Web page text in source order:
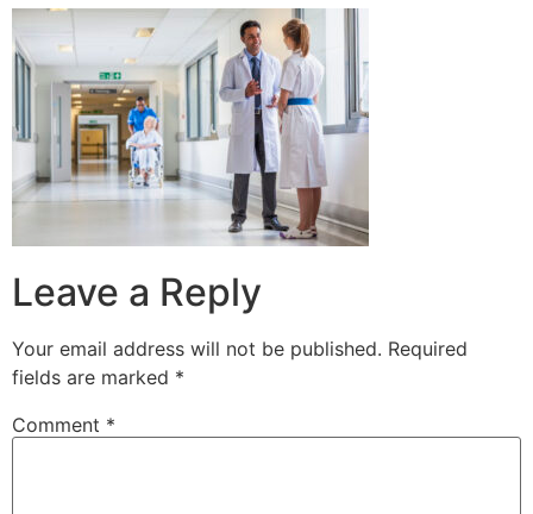
Leave a Reply
Your email address will not be published. Required
fields are marked *
Comment *